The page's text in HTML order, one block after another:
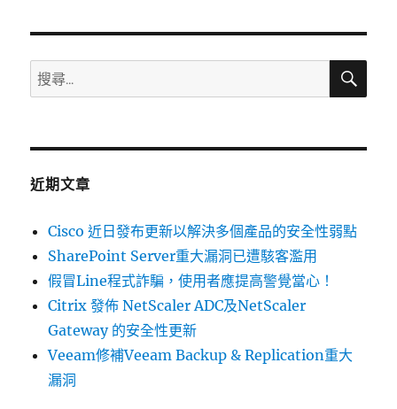
點
脅
搜
尋
鍵
搜
近期文章
Cisco 近日發布更新以解決多個產品的安全性弱點
SharePoint Server重大漏洞已遭駭客濫用
假冒Line程式詐騙，使用者應提高警覺當心！
Citrix 發佈 NetScaler ADC及NetScaler
Gateway 的安全性更新
Veeam修補Veeam Backup & Replication重大
漏洞